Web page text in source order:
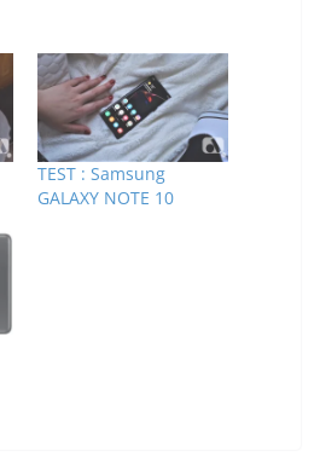
TEST : Samsung
GALAXY NOTE 10